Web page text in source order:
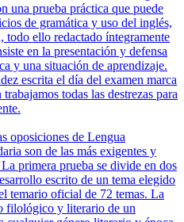
una prueba práctica que puede
de gramática y uso del inglés,
todo ello redactado íntegramente
en la presentación y defensa
y una situación de aprendizaje.
escrita el día del examen marca
todas las destrezas para
oposiciones de Lengua
son de las más exigentes y
primera prueba se divide en dos
escrito de un tema elegido
temario oficial de 72 temas. La
filológico y literario de un